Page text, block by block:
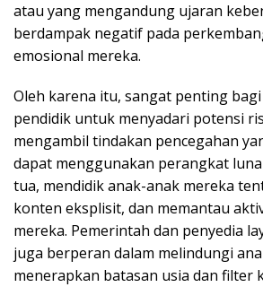
atau yang mengandung ujaran
berdampak negatif pada
emosional mereka.
Oleh karena itu, sangat penting
pendidik untuk menyadari potensi
mengambil tindakan pencegahan
dapat menggunakan perangkat
tua, mendidik anak-anak mereka
konten eksplisit, dan memantau
mereka. Pemerintah dan penyedia
juga berperan dalam melindungi
menerapkan batasan usia dan filter